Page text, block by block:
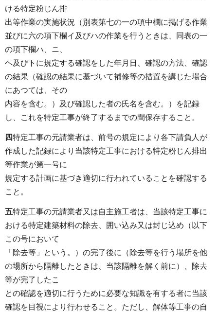
ける特定粉じん排
出等作業の実施状況（別表第七の一の項中欄に掲げる作業
並びに六の項下欄イ及びハの作業を行うときは、同表の一
の項下欄ハ、ニ、
ヘ及びトに規定する確認をした年月日、確認の方法、確認
の結果（確認の結果に基づいて補修等の措置を講じた場合
にあつては、その
内容を含む。）及び確認した者の氏名を含む。）を記録
し、これを特定工事が終了するまでの間保存すること。
四特定工事の元請業者は、前号の規定により各下請負人が
作成した記録により当該特定工事における特定粉じん排出
等作業が第一号に
規定する計画に基づき適切に行われていることを確認する
こと。
五特定工事の元請業者又は自主施工者は、当該特定工事に
おける特定建築材料の除去、囲い込み又は封じ込め（以下
この号において
「除去等」という。）の完了後に（除去等を行う場所を他
の場所から隔離したときは、当該隔離を解く前に）、除去
等が完了したこ
との確認を適切に行うために必要な知識を有する者に当該
確認を目視により行わせること。ただし、解体等工事の自